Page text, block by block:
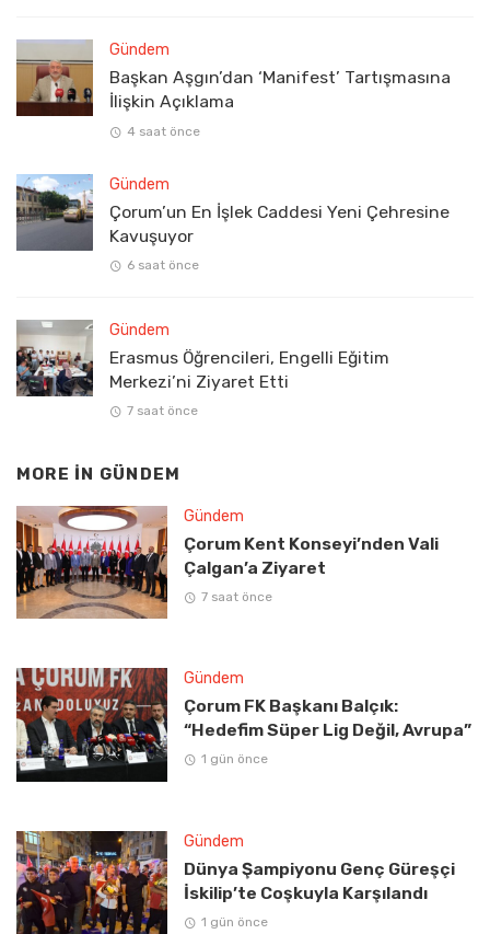
Gündem
Başkan Aşgın’dan ‘Manifest’ Tartışmasına
İlişkin Açıklama
4 saat önce
Gündem
Çorum’un En İşlek Caddesi Yeni Çehresine
Kavuşuyor
6 saat önce
Gündem
Erasmus Öğrencileri, Engelli Eğitim
Merkezi’ni Ziyaret Etti
7 saat önce
MORE IN GÜNDEM
Gündem
Çorum Kent Konseyi’nden Vali
Çalgan’a Ziyaret
7 saat önce
Gündem
Çorum FK Başkanı Balçık:
“Hedefim Süper Lig Değil, Avrupa”
1 gün önce
Gündem
Dünya Şampiyonu Genç Güreşçi
İskilip’te Coşkuyla Karşılandı
1 gün önce